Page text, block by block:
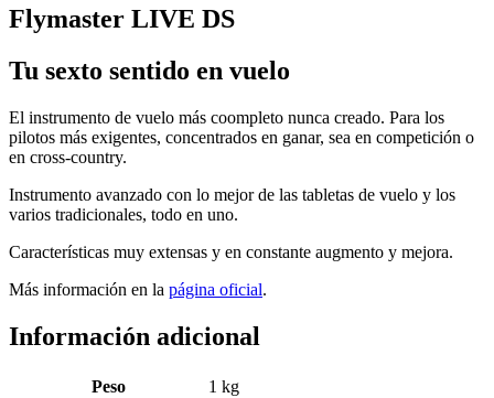
Flymaster LIVE DS
Tu sexto sentido en vuelo
El instrumento de vuelo más coompleto nunca creado. Para los
pilotos más exigentes, concentrados en ganar, sea en competición o
en cross-country.
Instrumento avanzado con lo mejor de las tabletas de vuelo y los
varios tradicionales, todo en uno.
Características muy extensas y en constante augmento y mejora.
Más información en la página oficial.
Información adicional
Peso
1 kg